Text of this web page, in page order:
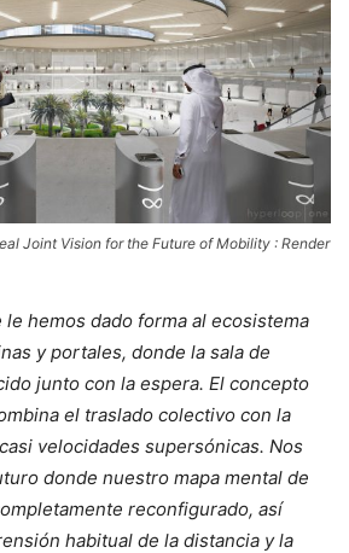
Joint Vision for the Future of Mobility : Render
le hemos dado forma al ecosistema
y portales, donde la sala de
junto con la espera. El concepto
el traslado colectivo con la
velocidades supersónicas. Nos
donde nuestro mapa mental de
reconfigurado, así
habitual de la distancia y la